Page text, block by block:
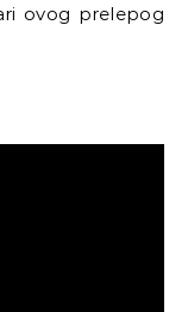
ovog prelepog